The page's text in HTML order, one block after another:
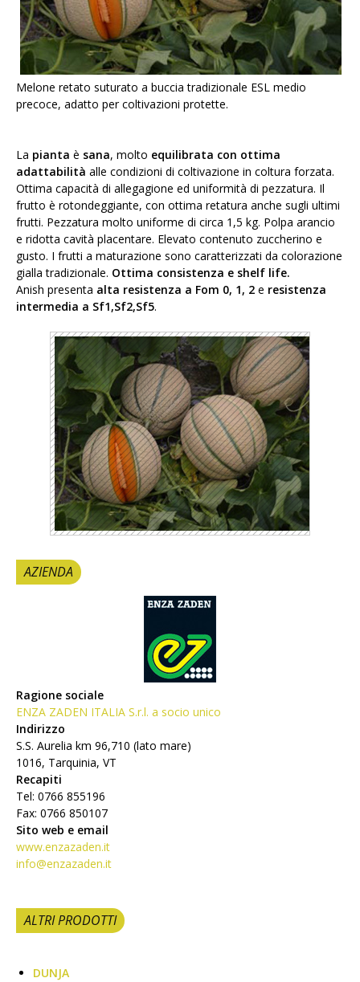
Melone retato suturato a buccia tradizionale ESL medio
precoce, adatto per coltivazioni protette.
La pianta è sana, molto equilibrata con ottima
adattabilità alle condizioni di coltivazione in coltura forzata.
Ottima capacità di allegagione ed uniformità di pezzatura. Il
frutto è rotondeggiante, con ottima retatura anche sugli ultimi
frutti. Pezzatura molto uniforme di circa 1,5 kg. Polpa arancio
e ridotta cavità placentare. Elevato contenuto zuccherino e
gusto. I frutti a maturazione sono caratterizzati da colorazione
gialla tradizionale. Ottima consistenza e shelf life.
Anish presenta alta resistenza a Fom 0, 1, 2 e resistenza
intermedia a Sf1,Sf2,Sf5.
AZIENDA
Ragione sociale
ENZA ZADEN ITALIA S.r.l. a socio unico
Indirizzo
S.S. Aurelia km 96,710 (lato mare)
1016, Tarquinia, VT
Recapiti
Tel: 0766 855196
Fax: 0766 850107
Sito web e email
www.enzazaden.it
info@enzazaden.it
ALTRI PRODOTTI
DUNJA